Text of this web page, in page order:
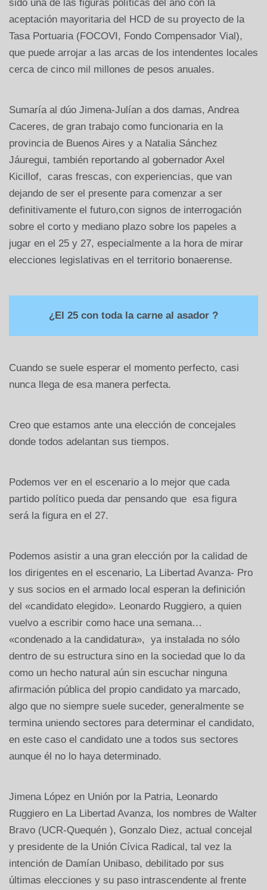
sido una de las figuras políticas del año con la
aceptación mayoritaria del HCD de su proyecto de la
Tasa Portuaria (FOCOVI, Fondo Compensador Vial),
que puede arrojar a las arcas de los intendentes locales
cerca de cinco mil millones de pesos anuales.
Sumaría al dúo Jimena-Julían a dos damas, Andrea
Caceres, de gran trabajo como funcionaria en la
provincia de Buenos Aires y a Natalia Sánchez
Jáuregui, también reportando al gobernador Axel
Kicillof, caras frescas, con experiencias, que van
dejando de ser el presente para comenzar a ser
definitivamente el futuro,con signos de interrogación
sobre el corto y mediano plazo sobre los papeles a
jugar en el 25 y 27, especialmente a la hora de mirar
elecciones legislativas en el territorio bonaerense.
¿El 25 con toda la carne al asador ?
Cuando se suele esperar el momento perfecto, casi
nunca llega de esa manera perfecta.
Creo que estamos ante una elección de concejales
donde todos adelantan sus tiempos.
Podemos ver en el escenario a lo mejor que cada
partido político pueda dar pensando que esa figura
será la figura en el 27.
Podemos asistir a una gran elección por la calidad de
los dirigentes en el escenario, La Libertad Avanza- Pro
y sus socios en el armado local esperan la definición
del «candidato elegido». Leonardo Ruggiero, a quien
vuelvo a escribir como hace una semana…
«condenado a la candidatura», ya instalada no sólo
dentro de su estructura sino en la sociedad que lo da
como un hecho natural aún sin escuchar ninguna
afirmación pública del propio candidato ya marcado,
algo que no siempre suele suceder, generalmente se
termina uniendo sectores para determinar el candidato,
en este caso el candidato une a todos sus sectores
aunque él no lo haya determinado.
Jimena López en Unión por la Patria, Leonardo
Ruggiero en La Libertad Avanza, los nombres de Walter
Bravo (UCR-Quequén ), Gonzalo Diez, actual concejal
y presidente de la Unión Cívica Radical, tal vez la
intención de Damían Unibaso, debilitado por sus
últimas elecciones y su paso intrascendente al frente